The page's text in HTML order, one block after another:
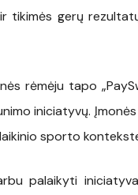
tikimės gerų
rėmėju tapo
iniciatyvų.
sporto
palaikyti